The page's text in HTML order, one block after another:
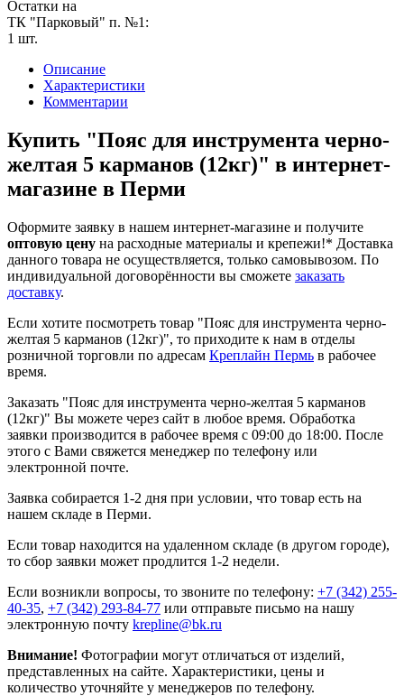
Остатки на
ТК "Парковый" п. №1:
1 шт.
Описание
Характеристики
Комментарии
Купить "Пояс для инструмента черно-
желтая 5 карманов (12кг)" в интернет-
магазине в Перми
Оформите заявку в нашем интернет-магазине и получите
оптовую цену на расходные материалы и крепежи!* Доставка
данного товара не осуществляется, только самовывозом. По
индивидуальной договорённости вы сможете заказать
доставку.
Если хотите посмотреть товар "Пояс для инструмента черно-
желтая 5 карманов (12кг)", то приходите к нам в отделы
розничной торговли по адресам Креплайн Пермь в рабочее
время.
Заказать "Пояс для инструмента черно-желтая 5 карманов
(12кг)" Вы можете через сайт в любое время. Обработка
заявки производится в рабочее время с 09:00 до 18:00. После
этого с Вами свяжется менеджер по телефону или
электронной почте.
Заявка собирается 1-2 дня при условии, что товар есть на
нашем складе в Перми.
Если товар находится на удаленном складе (в другом городе),
то сбор заявки может продлится 1-2 недели.
Если возникли вопросы, то звоните по телефону: +7 (342) 255-
40-35, +7 (342) 293-84-77 или отправьте письмо на нашу
электронную почту krepline@bk.ru
Внимание! Фотографии могут отличаться от изделий,
представленных на сайте. Характеристики, цены и
количество уточняйте у менеджеров по телефону.